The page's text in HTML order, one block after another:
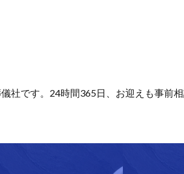
社です。24時間365日、お迎えも事前